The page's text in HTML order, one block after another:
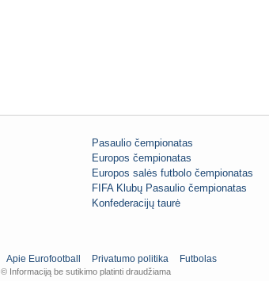
Pasaulio čempionatas
Europos čempionatas
Europos salės futbolo čempionatas
FIFA Klubų Pasaulio čempionatas
Konfederacijų taurė
Apie Eurofootball Privatumo politika Futbolas
© Informaciją be sutikimo platinti draudžiama